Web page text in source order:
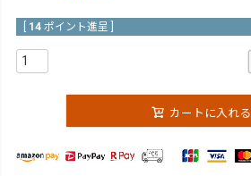
14 ポイント進呈 ]
カートに入れる